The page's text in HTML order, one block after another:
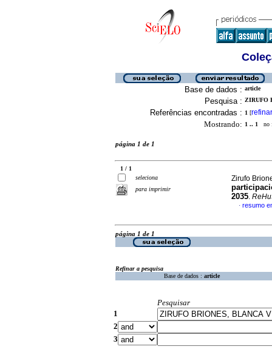
Base de dados : article
Pesquisa : ZIRUFO
Referências encontradas : 1 [refinar
Mostrando: 1 .. 1 no
página 1 de 1
1 / 1
seleciona
para imprimir
Zirufo
2035.
· resumo
página 1 de 1
Refinar a pesquisa
Base de dados : article
Pesquisar
1
2
3